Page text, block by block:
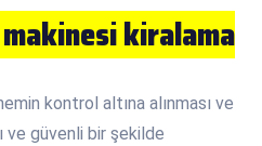
kiralama
kontrol altına alınması ve
ve güvenli bir şekilde